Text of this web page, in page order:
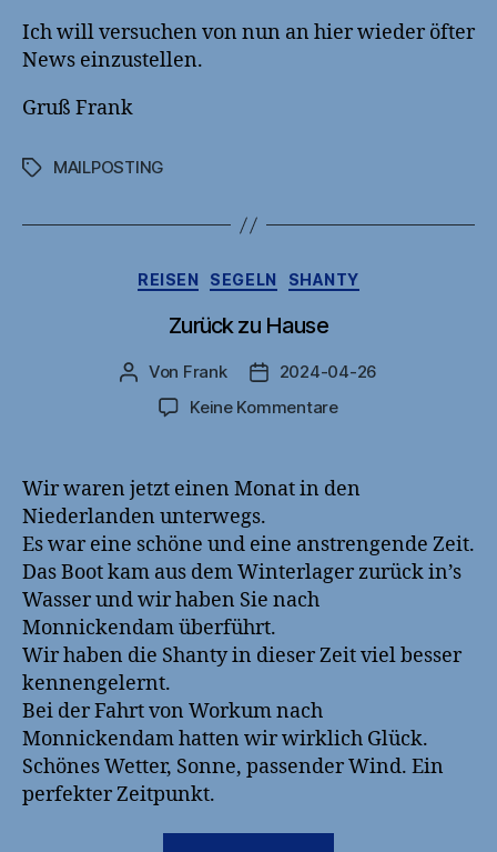
Ich will versuchen von nun an hier wieder öfter
News einzustellen.
Gruß Frank
Schlagwörter
MAILPOSTING
Kategorien
REISEN SEGELN SHANTY
Zurück zu Hause
Beitragsautor
Von Frank Veröffentlichungsdatum
2024-04-26
Keine Kommentarezu
Hause
Wir waren jetzt einen Monat in den
Niederlanden unterwegs.
Es war eine schöne und eine anstrengende Zeit.
Das Boot kam aus dem Winterlager zurück in’s
Wasser und wir haben Sie nach
Monnickendam überführt.
Wir haben die Shanty in dieser Zeit viel besser
kennengelernt.
Bei der Fahrt von Workum nach
Monnickendam hatten wir wirklich Glück.
Schönes Wetter, Sonne, passender Wind. Ein
perfekter Zeitpunkt.